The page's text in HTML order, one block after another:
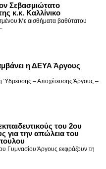
Σεβασμιώτατο
κ.κ. Καλλίνικο
αισθήματα βαθύτατου
η ΔΕΥΑ Άργους
Ύδρευσης – Αποχέτευσης Άργους –
του 2ου
για την απώλεια του
Γυμνασίου Άργους εκφράζουν τη